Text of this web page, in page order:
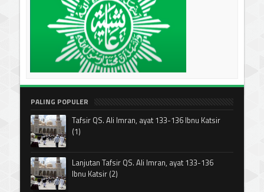
PALING POPULER
Tafsir QS. Ali Imran, ayat 133-136 Ibnu Katsir
(1)
Lanjutan Tafsir QS. Ali Imran, ayat 133-136
Ibnu Katsir (2)